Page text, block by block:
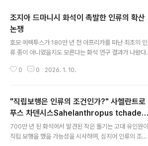
조지아 드마니시 화석이 촉발한 인류의 확산
논쟁
호모 에렉투스가 180만 년 전 아프리카를 떠난 최초의 인
류 종이 아니었을지도 모른다는 화석 연구 결과가 나왔다
새로운 분석에 따르면, 호모 에렉투스가 180만 년 전 아프
상들은 일반적으로 알려진 것보다 더 일찍 아프리카를 떠
났을 수 있다. 현생 인류인 호모 사피엔스Homo sapiens
는 인류 계통human lineage인 호모Homo의 유일한 현
존 구성원으로, 호모 속은 약 200만 년에서 300만 년 전
아프리카에서 기원하여 수십만 년 전에 처음으로 아프리카
0 0 2026. 1. 10.
"직립보행은 인류의 조건인가?" 사헬란트로
푸스 차덴시스Sahelanthropus tchadens
is가 촉발한 논쟁
700만 년 된 화석에서 발견된 작은 돌기는 고대 유인원이
직립 보행을 했을 가능성을 시사하며, 심지어 인류의 조상